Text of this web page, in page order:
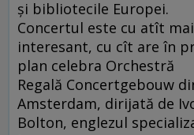
și bibliotecile Europei.
Concertul este cu atît mai
interesant, cu cît are în
plan celebra Orchestră
Regală Concertgebouw
Amsterdam, dirijată de
Bolton, englezul